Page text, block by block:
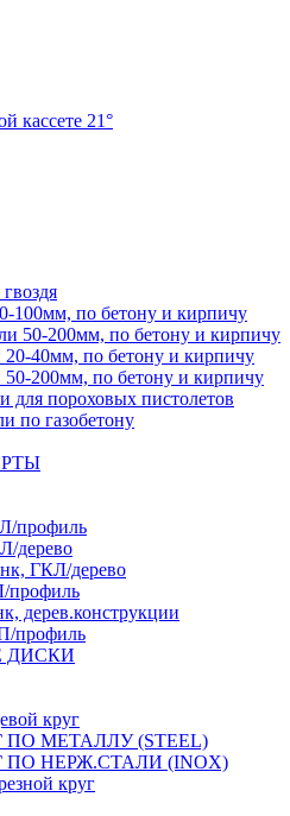
кассете 21°
100мм, по бетону и кирпичу
50-200мм, по бетону и кирпичу
20-40мм, по бетону и кирпичу
50-200мм, по бетону и кирпичу
для пороховых пистолетов
по газобетону
профиль
дерево
ГКЛ/дерево
профиль
дерев.конструкции
профиль
ДИСКИ
круг
ПО МЕТАЛЛУ (STEEL)
ПО НЕРЖ.СТАЛИ (INOX)
круг